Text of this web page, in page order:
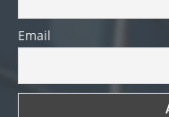
Email